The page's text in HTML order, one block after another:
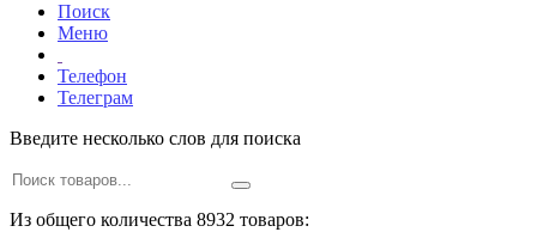
Поиск
Меню
Телефон
Телеграм
Введите несколько слов для поиска
Из общего количества 8932 товаров: